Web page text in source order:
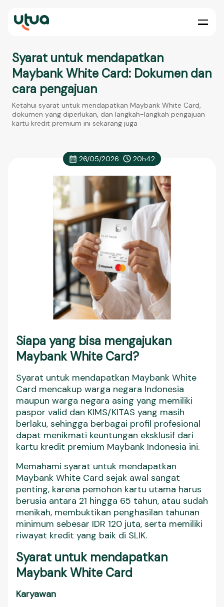
Syarat untuk mendapatkan
Maybank White Card: Dokumen dan
cara pengajuan
Ketahui syarat untuk mendapatkan Maybank White Card,
dokumen yang diperlukan, dan langkah-langkah pengajuan
kartu kredit premium ini sekarang juga
26/05/2026 20h42
Siapa yang bisa mengajukan
Maybank White Card?
Syarat untuk mendapatkan Maybank White
Card mencakup warga negara Indonesia
maupun warga negara asing yang memiliki
paspor valid dan KIMS/KITAS yang masih
berlaku, sehingga berbagai profil profesional
dapat menikmati keuntungan eksklusif dari
kartu kredit premium Maybank Indonesia ini.
Memahami syarat untuk mendapatkan
Maybank White Card sejak awal sangat
penting, karena pemohon kartu utama harus
berusia antara 21 hingga 65 tahun, atau sudah
menikah, membuktikan penghasilan tahunan
minimum sebesar IDR 120 juta, serta memiliki
riwayat kredit yang baik di SLIK.
Syarat untuk mendapatkan
Maybank White Card
Karyawan